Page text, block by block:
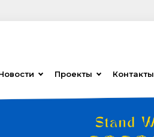
Проекты Контакты